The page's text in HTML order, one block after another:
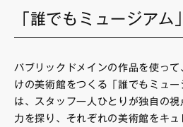
「誰でもミュージアム
パブリックドメインの作品を使っ
けの美術館をつくる「誰でもミュ
は、スタッフ一人ひとりが独自の
力を探り、それぞれの美術館をキュ